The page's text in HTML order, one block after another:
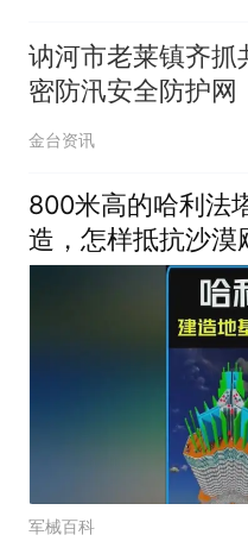
讷河市老莱镇齐抓
密防汛安全防护网
金台资讯
800米高的哈利法
造，怎样抵抗沙漠
军械百科